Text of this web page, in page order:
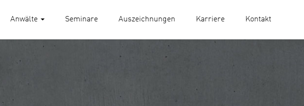
Anwälte Seminare Auszeichnungen Karriere Kontakt